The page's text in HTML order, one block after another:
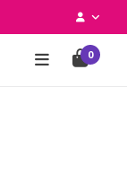
0